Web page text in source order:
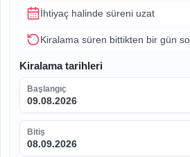
İhtiyaç halinde süreni uzat
Kiralama süren bittikten bir gün
Kiralama tarihleri
Başlangıç
09.08.2026
Bitiş
08.09.2026